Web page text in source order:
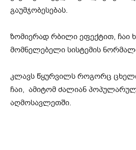
გაუმჯობესებას.
ზომიერად რბილი ეფექტით, ჩაი
მომნელებელი სისტემის
კლავს წყურვილს როგორც ცხელი
ჩაი, ამიტომ ძალიან
აღმოსავლეთში.